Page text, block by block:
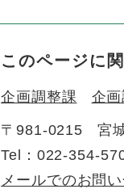
このページに
企画調整課 企
〒981-0215
宮
Tel：022-354-
メールでのお問